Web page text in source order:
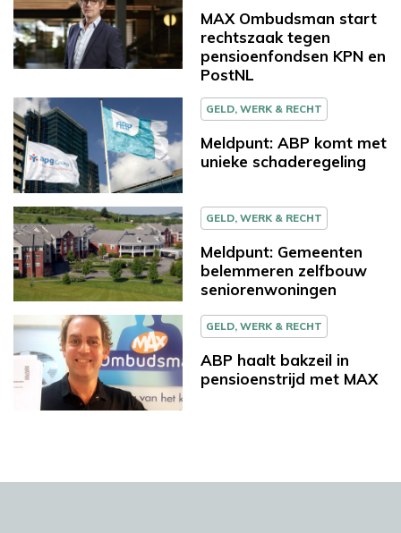
MAX Ombudsman start
rechtszaak tegen
pensioenfondsen KPN en
PostNL
GELD, WERK & RECHT
Meldpunt: ABP komt met
unieke schaderegeling
GELD, WERK & RECHT
Meldpunt: Gemeenten
belemmeren zelfbouw
seniorenwoningen
GELD, WERK & RECHT
ABP haalt bakzeil in
pensioenstrijd met MAX